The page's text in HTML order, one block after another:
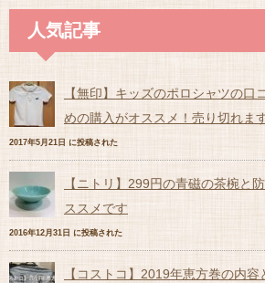
人気記事
【無印】キッズのポロシャツの口
めの購入がオススメ！売り切れま
2017年5月21日 に投稿された
【ニトリ】299円の青磁の茶椀と
ススメです
2016年12月31日 に投稿された
【コストコ】2019年恵方巻の内